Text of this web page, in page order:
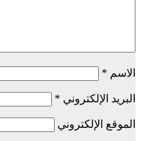
الاسم *
البريد الإلكتروني *
الموقع الإلكتروني